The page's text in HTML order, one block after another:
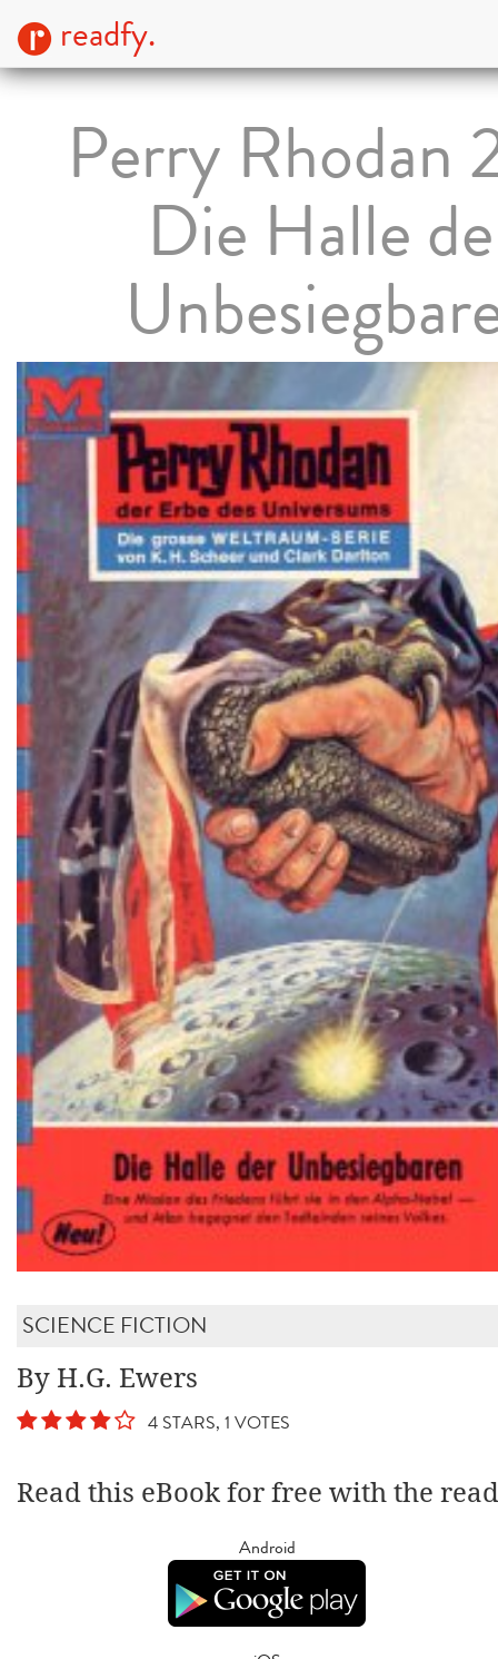
readfy.
Perry Rhodan
Die Halle
SCIENCE FICTION
By H.G. Ewers
4 STARS, 1 VOTES
Read this eBook for free with the
Android